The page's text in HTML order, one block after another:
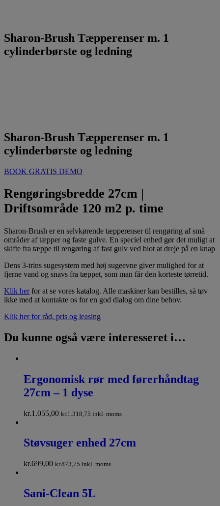
Sharon-Brush Tæpperenser m. 1
cylinderbørste og ledning
Sharon-Brush Tæpperenser m. 1
cylinderbørste og ledning
BOOK GRATIS DEMO
Rengøringsbredde 27cm |
Driftsområde 120 m2 p. time
Sharon-Brush er en selvkørende tæpperenser til rengøring af små
områder af tæpper og faste gulve. En speciel enhed gør det muligt at
skifte fra tæppe til rengøring af fast gulv ved blot at dreje på en knap
Dens 3-trins sugesystem med høj sugeevne giver mulighed for at
fjerne vand og snavs fra tæppet, som man får den korteste tørretid.
Klik herfor at se vores katalog. Alle maskiner kan bestilles, så tøv
ikke med at kontakte os for en god dialog om dine behov.
Klik her for råd, pris og leasing
Du kunne også være interesseret i…
Ergonomisk rør med førerhåndtag
27cm – 1 dyse
kr.1.055,00 kr.1.318,75 inkl. moms
Støvsuger enhed 27cm
kr.699,00 kr.873,75 inkl. moms
Sani-Clean 5L